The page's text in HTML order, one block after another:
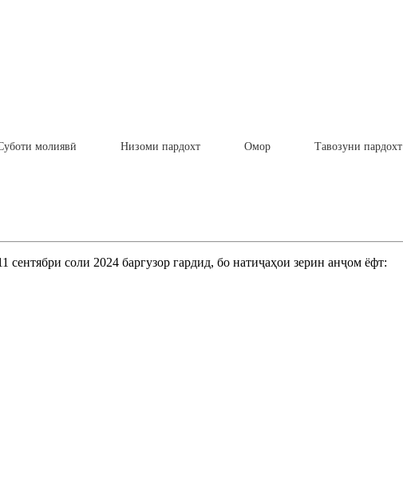
молиявӣ Низоми пардохт Омор Тавозуни пардохт
соли 2024 баргузор гардид, бо натиҷаҳои зерин анҷом ёфт: